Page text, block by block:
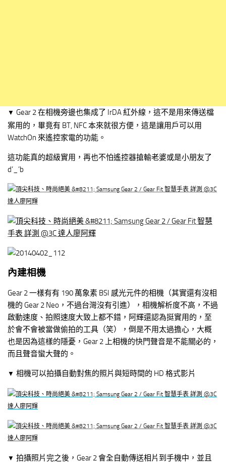
▼ Gear 2 在相機旁邊也集成了 IrDA 紅外線，這不是用來傳送檔
案用的，畢竟有 BT, NFC 本來就很方便，這是讓用戶可以用
WatchOn 來遙控家電的功能。
這功能真的超級實用，再也不怕遙控器搶輸老婆或是小朋友了
d’_’b
內建相機
Gear 2 一樣有有 190 萬象素 BSI 感光元件的相機（其實還有沒相
機的 Gear 2 Neo，不過台灣沒有引進），相機解析度不高，不過
啟動速度、拍照速度大致上都不錯，阿輝還認為挺實用的，至
於會不會被當做偷拍的工具（笑），倒是不用太過擔心，大概
也是因為這樣的隱憂，Gear 2 上相機的快門聲音是不能關必的，
而且聲音蠻大聲的。
▼ 相機可以拍攝自動對焦的照片與短時間的 HD 格式影片
▼ 拍攝照片完之後，Gear 2 會全自動傳送相片到手機中，並且